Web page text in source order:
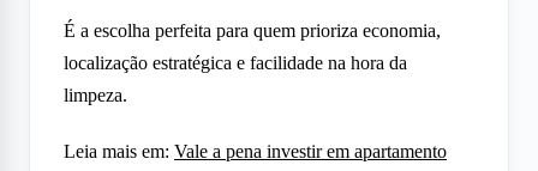
É a escolha perfeita para quem prioriza economia,
localização estratégica e facilidade na hora da
limpeza.
Leia mais em: Vale a pena investir em apartamento